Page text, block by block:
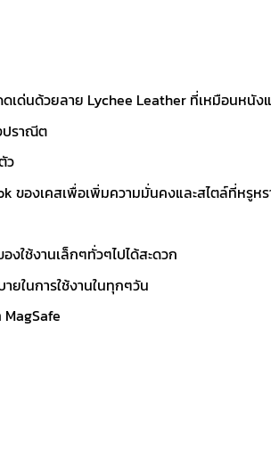
เด่นด้วยลาย Lychee Leather ที่เหมือนหนัง
ปราณีต
ว
ของเคสเพื่อเพิ่มความมั่นคงและสไตล์ที่หรูห
งใช้งานเล็กๆทั่วๆไปได้สะดวก
ยในการใช้งานในทุกๆวัน